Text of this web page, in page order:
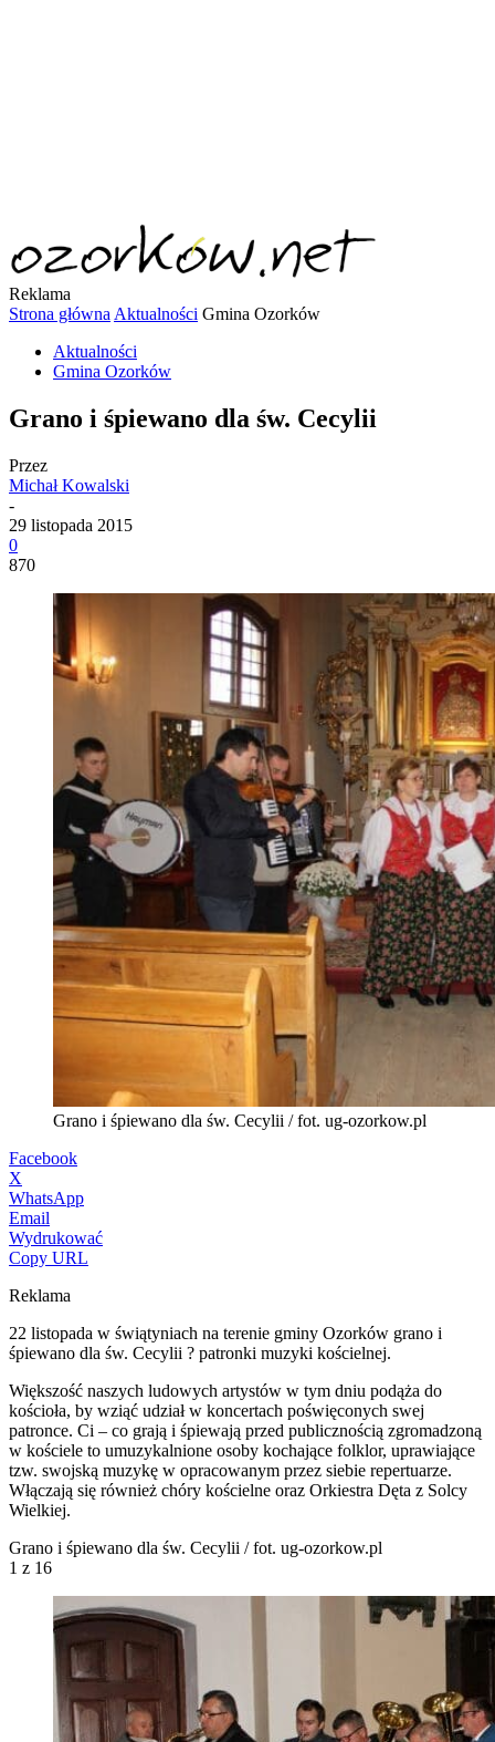
Reklama
Strona główna Aktualności Gmina Ozorków
Aktualności
Gmina Ozorków
Grano i śpiewano dla św. Cecylii
Przez
Michał Kowalski
-
29 listopada 2015
0
870
Grano i śpiewano dla św. Cecylii / fot. ug-ozorkow.pl
Facebook
X
WhatsApp
Email
Wydrukować
Copy URL
Reklama
22 listopada w świątyniach na terenie gminy Ozorków grano i
śpiewano dla św. Cecylii ? patronki muzyki kościelnej.
Większość naszych ludowych artystów w tym dniu podąża do
kościoła, by wziąć udział w koncertach poświęconych swej
patronce. Ci – co grają i śpiewają przed publicznością zgromadzoną
w kościele to umuzykalnione osoby kochające folklor, uprawiające
tzw. swojską muzykę w opracowanym przez siebie repertuarze.
Włączają się również chóry kościelne oraz Orkiestra Dęta z Solcy
Wielkiej.
Grano i śpiewano dla św. Cecylii / fot. ug-ozorkow.pl
1 z 16